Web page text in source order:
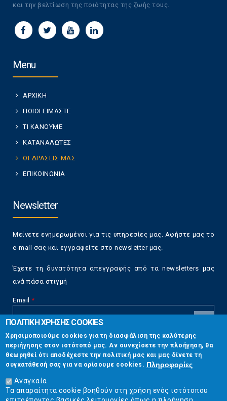
και την βελτίωση της ποιότητας της ζωής τους.
Menu
ΑΡΧΙΚΗ
ΠΟΙΟΙ ΕΙΜΑΣΤΕ
ΤΙ ΚΑΝΟΥΜΕ
ΚΑΤΑΝΑΛΩΤΕΣ
ΟΙ ΔΡΑΣΕΙΣ ΜΑΣ
ΕΠΙΚΟΙΝΩΝΙΑ
Newsletter
Μείνετε ενημερωμένοι για τις υπηρεσίες μας. Αφήστε μας το
e-mail σας και εγγραφείτε στο newsletter μας.
Έχετε τη δυνατότητα απεγγραφής από τα newsletters μας
ανά πάσα στιγμή
Email *
CAPTCHA
This
question is
for testing
whether or
not you are a
human visitor
and to
Επικοινωνία
Στουρνάρη 17, Αθήνα 10683
2103304444
ΠΟΛΙΤΙΚΗ ΧΡΗΣΗΣ COOKIES
Χρησιμοποιούμε cookies για τη διασφάλιση της καλύτερης
περιήγησης στον ιστότοπό μας. Αν συνεχίσετε την πλοήγηση, θα
θεωρηθεί ότι αποδέχεστε την πολιτική μας και μας δίνετε τη
συγκατάθεσή σας για να ορίσουμε cookies. Πληροφορίες
Αναγκαία
Τα απαραίτητα cookie βοηθούν στη χρήση ενός ιστότοπου